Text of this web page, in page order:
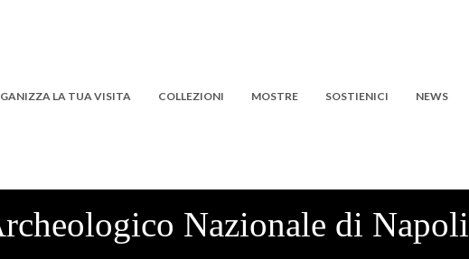
LA TUA VISITA COLLEZIONI MOSTRE SOSTIENICI NEWS
Nazionale di Napoli